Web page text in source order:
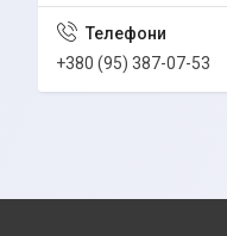
+380 (95) 387-07-53